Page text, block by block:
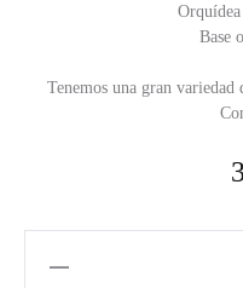
Orquídea
Base
Tenemos una gran variedad